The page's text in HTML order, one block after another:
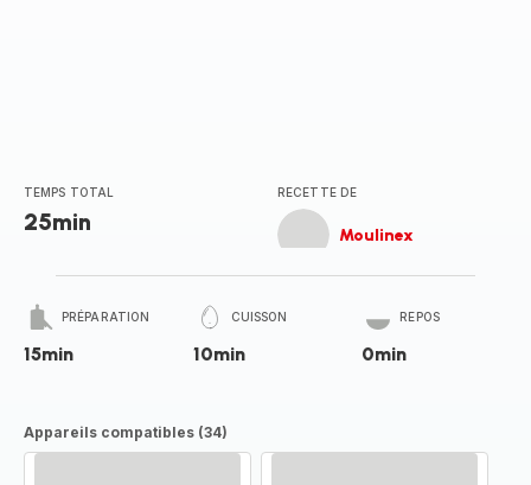
TEMPS TOTAL
25min
RECETTE DE
Moulinex
PRÉPARATION
15min
CUISSON
10min
REPOS
0min
Appareils compatibles (34)